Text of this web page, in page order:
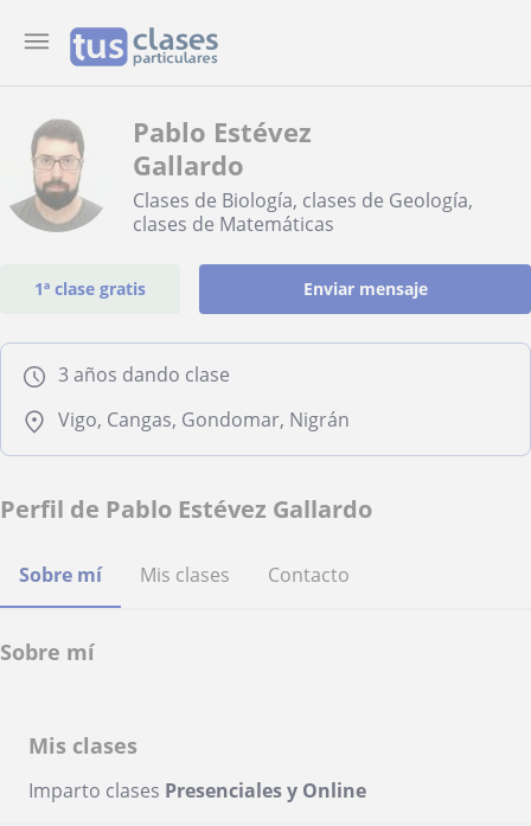
Pablo Estévez
Gallardo
Clases de Biología, clases de Geología,
clases de Matemáticas
1ª clase gratis Enviar mensaje
3 años dando clase
Vigo, Cangas, Gondomar, Nigrán
Perfil de Pablo Estévez Gallardo
Sobre mí Mis clases Contacto
Sobre mí
Mis clases
Imparto clases Presenciales y Online